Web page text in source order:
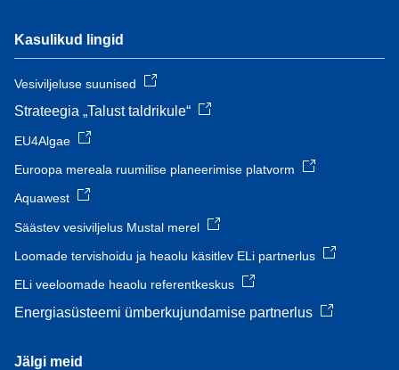
Kasulikud lingid
Vesiviljeluse suunised
Strateegia „Talust taldrikule“
EU4Algae
Euroopa mereala ruumilise planeerimise platvorm
Aquawest
Säästev vesiviljelus Mustal merel
Loomade tervishoidu ja heaolu käsitlev ELi partnerlus
ELi veeloomade heaolu referentkeskus
Energiasüsteemi ümberkujundamise partnerlus
Jälgi meid